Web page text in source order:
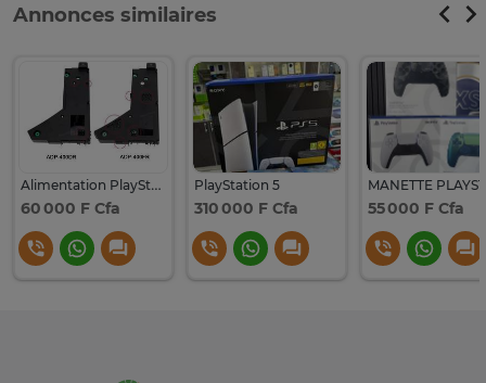
Annonces similaires
Alimentation PlayStation 5
60 000 F Cfa
PlayStation 5
310 000 F Cfa 55 000 F Cfa